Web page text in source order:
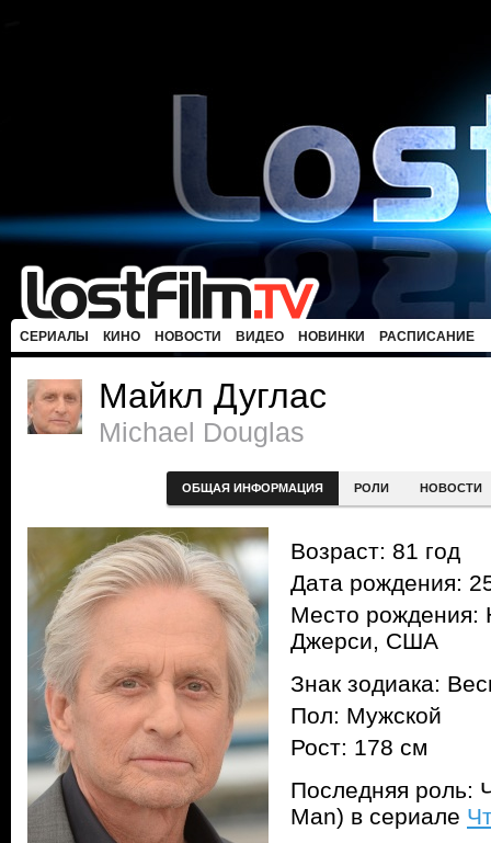
СЕРИАЛЫ КИНО НОВОСТИ ВИДЕО НОВИНКИ РАСПИСАНИЕ
Майкл Дуглас
Michael Douglas
ОБЩАЯ ИНФОРМАЦИЯ РОЛИ НОВОСТИ
Возраст: 81 год
Дата рождения:
Место рождения:
Джерси, США
Знак зодиака:
Пол: Мужской
Рост: 178 см
Последняя роль:
Man) в сериале